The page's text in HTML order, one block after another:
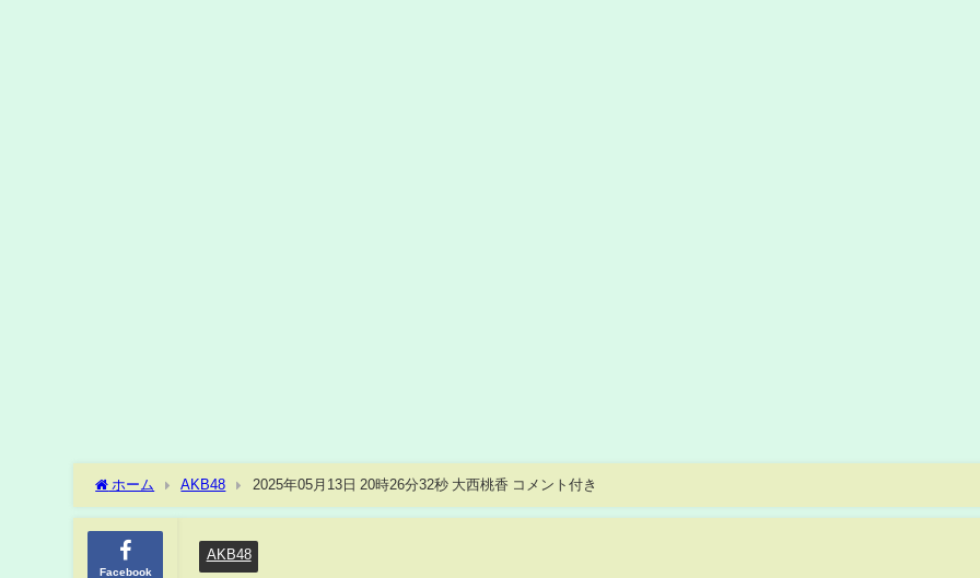
ホーム AKB48 2025年05月13日 20時26分32秒 大西桃香 コメント付き
Facebook
AKB48